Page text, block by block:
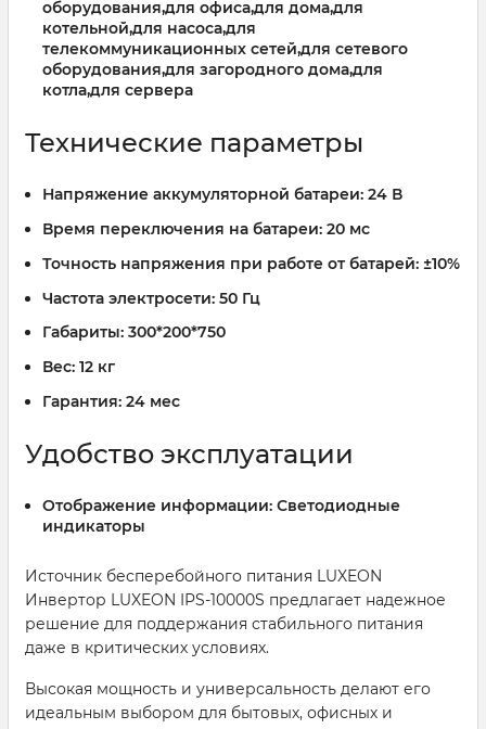
оборудования,для офиса,для дома,для
котельной,для насоса,для
телекоммуникационных сетей,для сетевого
оборудования,для загородного дома,для
котла,для сервера
Технические параметры
Напряжение аккумуляторной батареи: 24 В
Время переключения на батареи: 20 мс
Точность напряжения при работе от батарей: ±10%
Частота электросети: 50 Гц
Габариты: 300*200*750
Вес: 12 кг
Гарантия: 24 мес
Удобство эксплуатации
Отображение информации: Светодиодные
индикаторы
Источник бесперебойного питания LUXEON
Инвертор LUXEON IPS-10000S предлагает надежное
решение для поддержания стабильного питания
даже в критических условиях.
Высокая мощность и универсальность делают его
идеальным выбором для бытовых, офисных и